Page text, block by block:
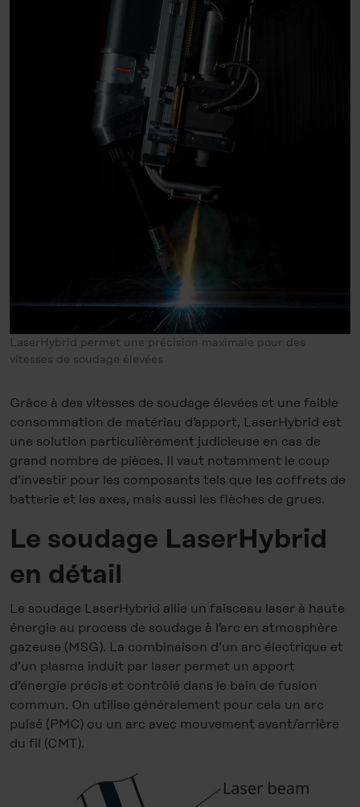
LaserHybrid permet une précision maximale pour des
vitesses de soudage élevées
Grâce à des vitesses de soudage élevées et une faible
consommation de matériau d’apport, LaserHybrid est
une solution particulièrement judicieuse en cas de
grand nombre de pièces. Il vaut notamment le coup
d’investir pour les composants tels que les coffrets de
batterie et les axes, mais aussi les flèches de grues.
Le soudage LaserHybrid
en détail
Le soudage LaserHybrid allie un faisceau laser à haute
énergie au process de soudage à l’arc en atmosphère
gazeuse (MSG). La combinaison d’un arc électrique et
d’un plasma induit par laser permet un apport
d’énergie précis et contrôlé dans le bain de fusion
commun. On utilise généralement pour cela un arc
pulsé (PMC) ou un arc avec mouvement avant/arrière
du fil (CMT).